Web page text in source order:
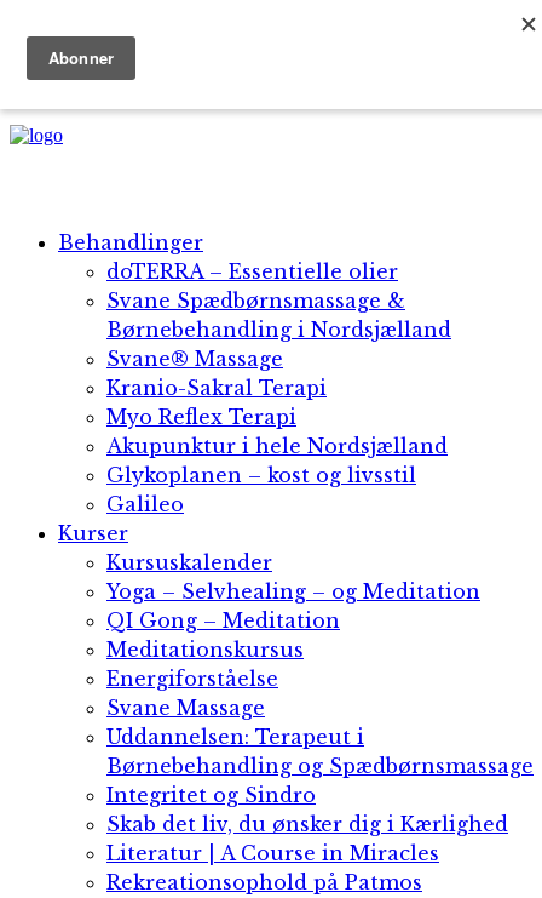
Dansk
English
Behandlinger
doTERRA – Essentielle olier
Svane Spædbørnsmassage &
Børnebehandling i Nordsjælland
Svane® Massage​
Kranio-Sakral Terapi
Myo Reflex Terapi
Akupunktur i hele Nordsjælland
Glykoplanen – kost og livsstil
Galileo
Kurser
Kursuskalender
Yoga – Selvhealing – og Meditation
QI Gong​ – Meditation
Meditationskursus
Energiforståelse
Svane Massage​
Uddannelsen: Terapeut i
Børnebehandling og Spædbørnsmassage
Integritet og Sindro​
Skab det liv, du ønsker dig i Kærlighed​
Literatur | A Course in Miracles
Rekreationsophold på Patmos